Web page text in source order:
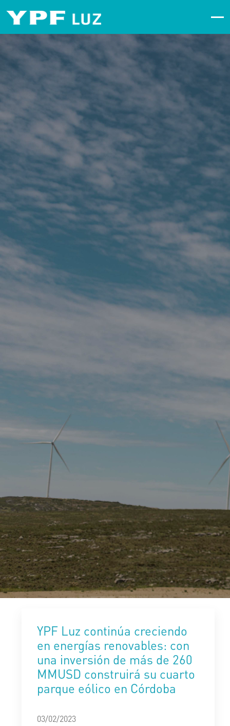
YPF Luz continúa creciendo
en energías renovables: con
una inversión de más de 260
MMUSD construirá su cuarto
parque eólico en Córdoba
03/02/2023